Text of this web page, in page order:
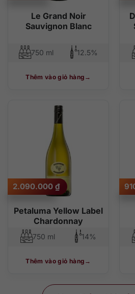
Le Grand Noir
Sauvignon Blanc
750 ml 12.5%
Thêm vào giỏ hàng
Petaluma Yellow Label
Chardonnay
2.090.000 ₫
750 ml 14%
Thêm vào giỏ hàng